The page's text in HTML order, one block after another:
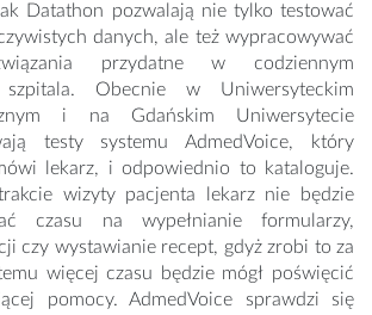
Datathon pozwalają nie tylko testować
danych, ale też wypracowywać
przydatne w codziennym
szpitala. Obecnie w Uniwersyteckim
i na Gdańskim Uniwersytecie
testy systemu AdmedVoice, który
lekarz, i odpowiednio to kataloguje.
wizyty pacjenta lekarz nie będzie
czasu na wypełnianie formularzy,
czy wystawianie recept, gdyż zrobi to za
więcej czasu będzie mógł poświęcić
pomocy. AdmedVoice sprawdzi się